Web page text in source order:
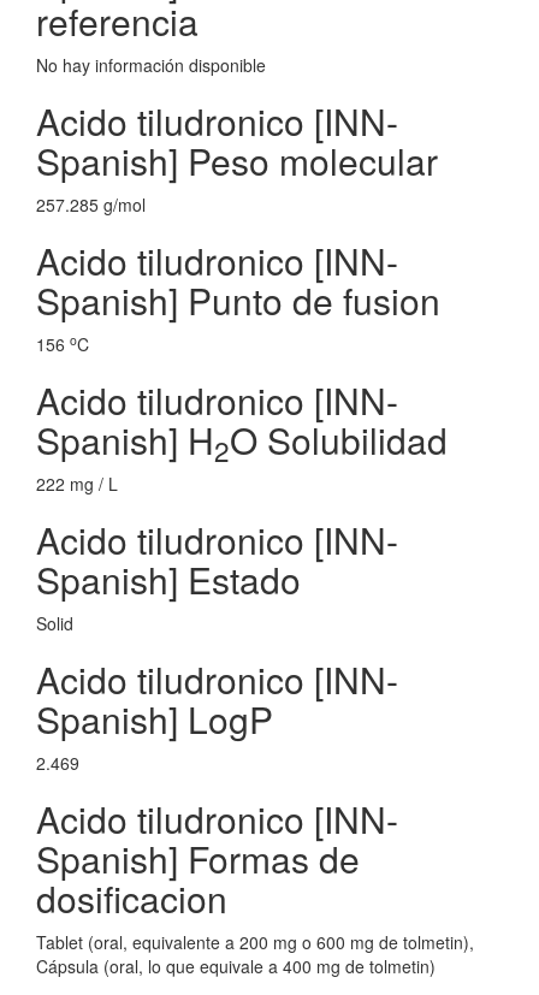
referencia
No hay información disponible
Acido tiludronico [INN-
Spanish] Peso molecular
257.285 g/mol
Acido tiludronico [INN-
Spanish] Punto de fusion
156 oC
Acido tiludronico [INN-
Spanish] H2O Solubilidad
222 mg / L
Acido tiludronico [INN-
Spanish] Estado
Solid
Acido tiludronico [INN-
Spanish] LogP
2.469
Acido tiludronico [INN-
Spanish] Formas de
dosificacion
Tablet (oral, equivalente a 200 mg o 600 mg de tolmetin),
Cápsula (oral, lo que equivale a 400 mg de tolmetin)